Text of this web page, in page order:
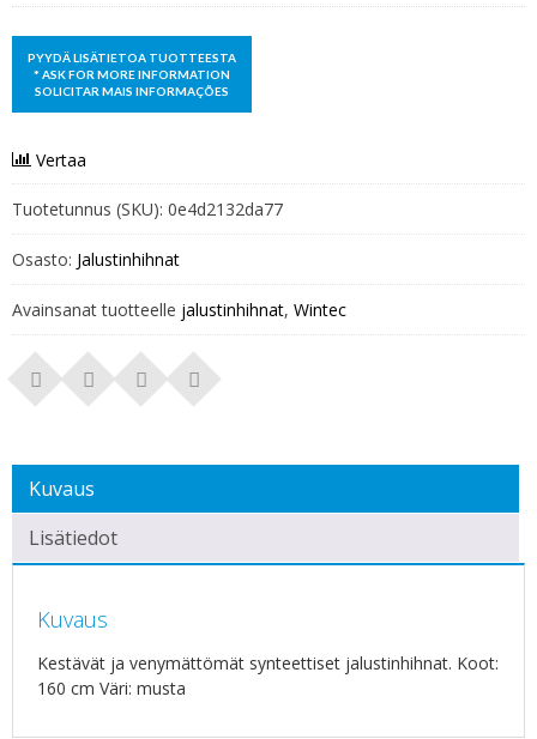
Vertaa
Tuotetunnus (SKU): 0e4d2132da77
Osasto: Jalustinhihnat
Avainsanat tuotteelle jalustinhihnat, Wintec
Kuvaus
Lisätiedot
Kuvaus
Kestävät ja venymättömät synteettiset jalustinhihnat. Koot:
160 cm Väri: musta